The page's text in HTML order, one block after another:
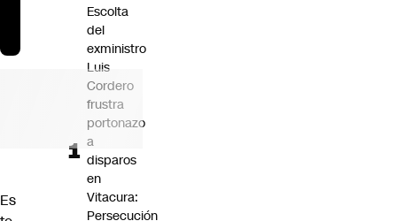
Es
Escolta
del
exministro
Luis
Cordero
frustra
portonazo
a
disparos
en
Vitacura:
Persecución